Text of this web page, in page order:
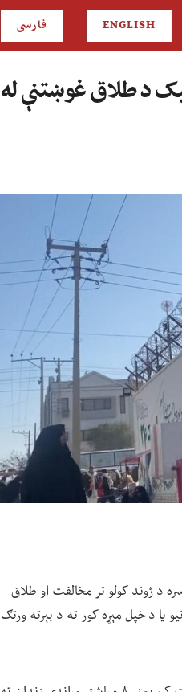
ENGLISH فارسی
د ۱۸ کلنې نجلۍ برخلیک د طلاق غوښتنې له
د ژوند کولو تر مخالفت او طلاق
یا د خپل مېړه کور ته د بېرته ورتګ